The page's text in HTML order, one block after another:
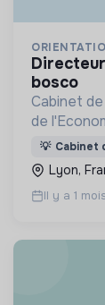
directeur général (f/h) - le campus don
bosco
Cabinet
de
général
💡 Cabinet
Lyon,
Il y a 1